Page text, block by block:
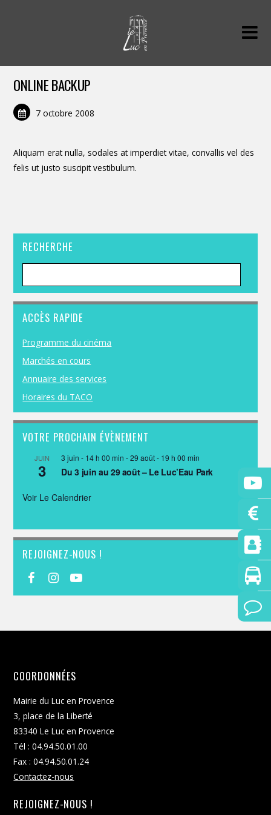
ONLINE BACKUP
7 octobre 2008
Aliquam erat nulla, sodales at imperdiet vitae, convallis vel des
felis ut justo suscipit vestibulum.
RECHERCHE
ACCÈS RAPIDE
Programme du cinéma
Marchés en cours
Annuaire des services
Horaires du TACO
VOTRE PROCHAIN ÉVÈNEMENT
JUIN
3
3 juin - 14 h 00 min -29 août - 19 h 00 min
Du 3 juin au 29 août – Le Luc’Eau Park
Voir Le Calendrier
REJOIGNEZ-NOUS !
COORDONNÉES
Mairie du Luc en Provence
3, place de la Liberté
83340 Le Luc en Provence
Tél : 04.94.50.01.00
Fax : 04.94.50.01.24
Contactez-nous
REJOIGNEZ-NOUS !